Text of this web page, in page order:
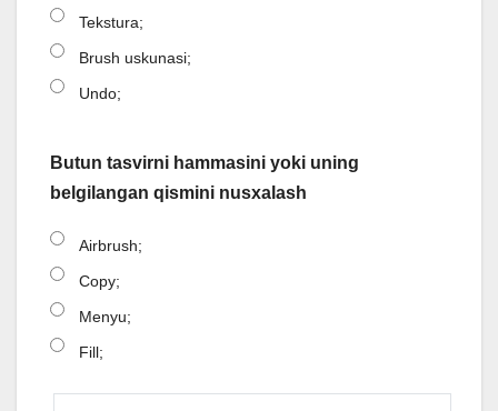
Tekstura;
Brush uskunasi;
Undo;
Butun tasvirni hammasini yoki uning
belgilangan qismini nusxalash
Airbrush;
Copy;
Menyu;
Fill;